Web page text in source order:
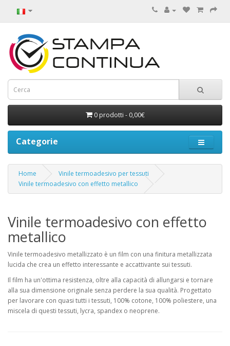
0 prodotti - 0,00€
Categorie
Home
Vinile termoadesivo per tessuti
Vinile termoadesivo con effetto metallico
Vinile termoadesivo con effetto
metallico
Vinile termoadesivo metallizzato è un film con una finitura metallizzata
lucida che crea un effetto interessante e accattivante sui tessuti.
Il film ha un'ottima resistenza, oltre alla capacità di allungarsi e tornare
alla sua dimensione originale senza perdere la sua qualità. Progettato
per lavorare con quasi tutti i tessuti, 100% cotone, 100% poliestere, una
miscela di questi tessuti, lycra, spandex o neoprene.